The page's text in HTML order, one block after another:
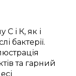
С і К, як і
бактерії.
та гарний